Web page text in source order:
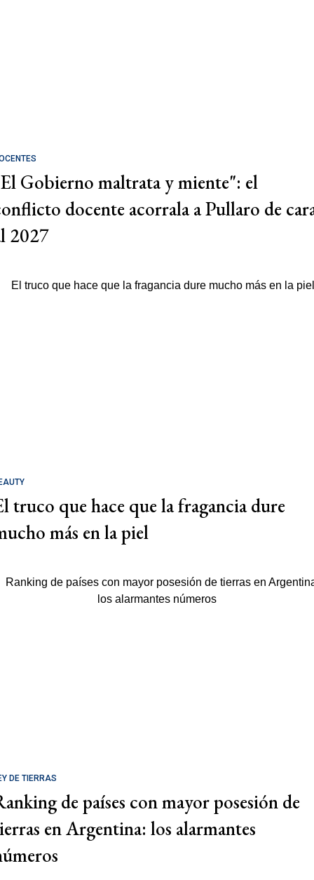
Gobierno maltrata y miente": el
docente acorrala a Pullaro de
2027
truco que hace que la fragancia dure
más en la piel
DE TIERRAS
de países con mayor posesión de
en Argentina: los alarmantes